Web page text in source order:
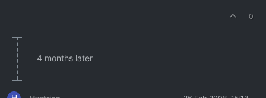
0
4 months later